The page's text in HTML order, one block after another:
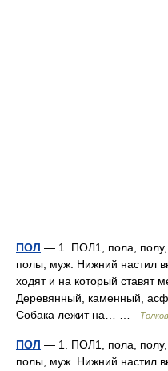
ПОЛ — 1. ПОЛ1, пола, полу,
полы, муж. Нижний настил
ходят и на который ставят
Деревянный, каменный,
Собака лежит на… …
ПОЛ — 1. ПОЛ1, пола, полу,
полы, муж. Нижний настил